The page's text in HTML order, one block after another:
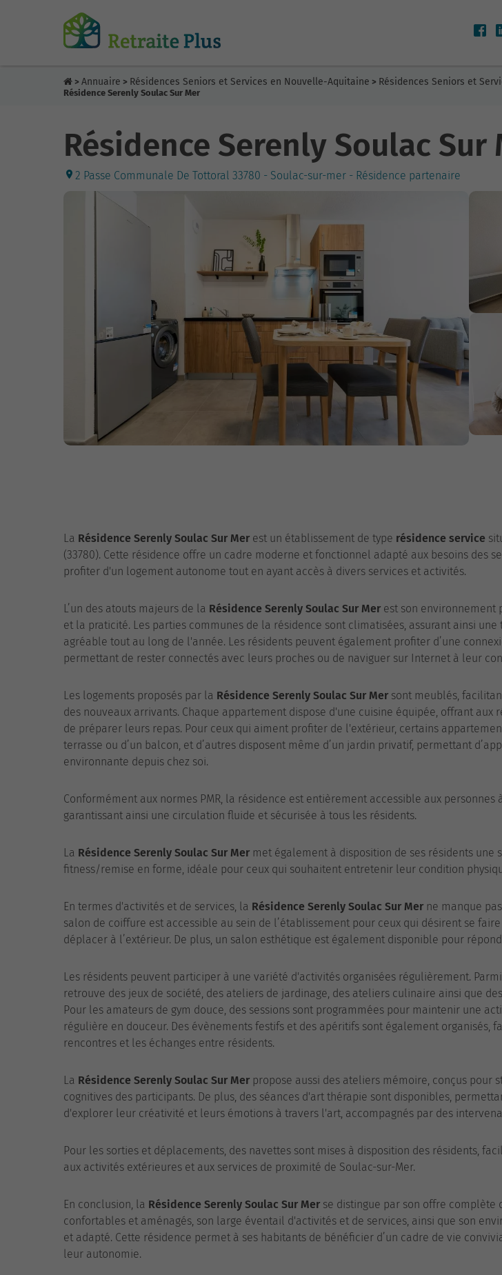
> Annuaire > Résidences Seniors et Services en Nouvelle-Aquitaine > Résidences Seniors et
Résidence Serenly Soulac Sur Mer
Résidence Serenly Soulac Sur
2 Passe Communale De Tottoral 33780 - Soulac-sur-mer - Résidence partenaire
La Résidence Serenly Soulac Sur Mer est un établissement de type résidence service
(33780). Cette résidence offre un cadre moderne et fonctionnel adapté aux besoins des
profiter d'un logement autonome tout en ayant accès à divers services et activités.
L’un des atouts majeurs de la Résidence Serenly Soulac Sur Mer est son environnement
et la praticité. Les parties communes de la résidence sont climatisées, assurant ainsi une
agréable tout au long de l'année. Les résidents peuvent également profiter d’une
permettant de rester connectés avec leurs proches ou de naviguer sur Internet à leur
Les logements proposés par la Résidence Serenly Soulac Sur Mer sont meublés,
des nouveaux arrivants. Chaque appartement dispose d'une cuisine équipée, offrant aux
de préparer leurs repas. Pour ceux qui aiment profiter de l'extérieur, certains
terrasse ou d’un balcon, et d’autres disposent même d’un jardin privatif, permettant
environnante depuis chez soi.
Conformément aux normes PMR, la résidence est entièrement accessible aux personnes
garantissant ainsi une circulation fluide et sécurisée à tous les résidents.
La Résidence Serenly Soulac Sur Mer met également à disposition de ses résidents une
fitness/remise en forme, idéale pour ceux qui souhaitent entretenir leur condition
En termes d'activités et de services, la Résidence Serenly Soulac Sur Mer ne manque
salon de coiffure est accessible au sein de l’établissement pour ceux qui désirent se
déplacer à l’extérieur. De plus, un salon esthétique est également disponible pour
Les résidents peuvent participer à une variété d'activités organisées régulièrement.
retrouve des jeux de société, des ateliers de jardinage, des ateliers culinaire ainsi que
Pour les amateurs de gym douce, des sessions sont programmées pour maintenir une
régulière en douceur. Des évènements festifs et des apéritifs sont également organisés,
rencontres et les échanges entre résidents.
La Résidence Serenly Soulac Sur Mer propose aussi des ateliers mémoire, conçus pour
cognitives des participants. De plus, des séances d'art thérapie sont disponibles,
d'explorer leur créativité et leurs émotions à travers l'art, accompagnés par des
Pour les sorties et déplacements, des navettes sont mises à disposition des résidents,
aux activités extérieures et aux services de proximité de Soulac-sur-Mer.
En conclusion, la Résidence Serenly Soulac Sur Mer se distingue par son offre complète
confortables et aménagés, son large éventail d'activités et de services, ainsi que son
et adapté. Cette résidence permet à ses habitants de bénéficier d’un cadre de vie
leur autonomie.